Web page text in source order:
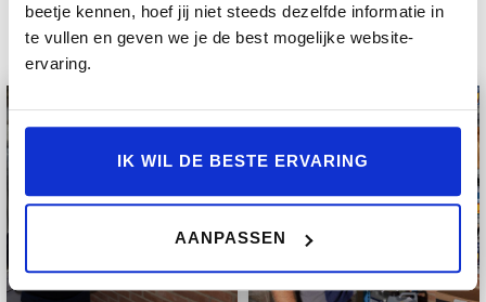
beetje kennen, hoef jij niet steeds dezelfde informatie in
te vullen en geven we je de best mogelijke website-
ervaring.
IK WIL DE BESTE ERVARING
AANPASSEN